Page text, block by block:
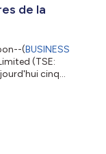
de la
(BUSINESS
(TSE:
cinq
rares de la
lors du congrès